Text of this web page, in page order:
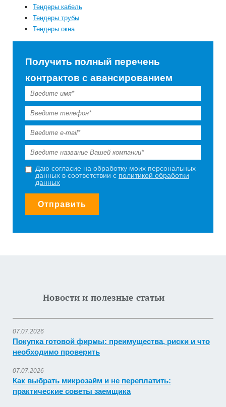
Тендеры кабель
Тендеры трубы
Тендеры окна
Получить полный перечень
контрактов с авансированием
Даю согласие на обработку моих персональных
данных в соответствии с политикой обработки
данных
Отправить
Новости и полезные статьи
07.07.2026
Покупка готовой фирмы: преимущества, риски и что
необходимо проверить
07.07.2026
Как выбрать микрозайм и не переплатить:
практические советы заемщика